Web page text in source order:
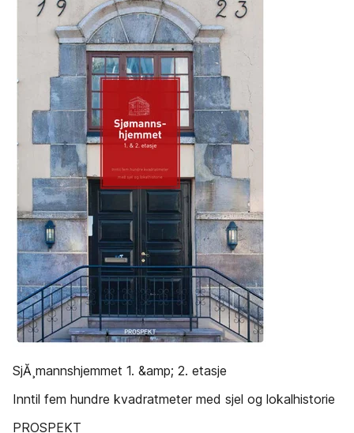
SjĂ¸mannshjemmet 1. &amp; 2. etasje
Inntil fem hundre kvadratmeter med sjel og lokalhistorie
PROSPEKT